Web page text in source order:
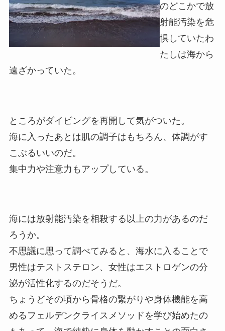
のどこかで放
射能汚染を危
惧していたわ
たしは海から
遠ざかっていた。
ところがダイビングを再開して気がついた。
海に入ったあとは肌の調子はもちろん、体調がす
こぶるいいのだ。
集中力や注意力もアップしている。
海には放射能汚染を相殺する以上の力があるのだ
ろうか。
不思議に思って調べてみると、海水に入ることで
男性はテストステロン、女性はエストロゲンの分
泌が活性化するのだそうだ。
ちょうどその頃から骨格の繋がりや身体機能を高
めるフェルデンクライスメソッドを学び始めたの